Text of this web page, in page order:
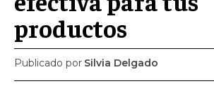
productos
Publicado por Silvia Delgado